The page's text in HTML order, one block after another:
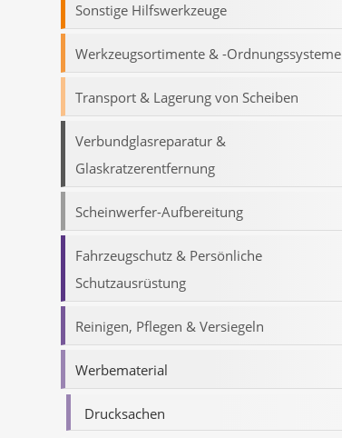
Sonstige Hilfswerkzeuge
Werkzeugsortimente & -Ordnungssysteme
Transport & Lagerung von Scheiben
Verbundglasreparatur &
Glaskratzerentfernung
Scheinwerfer-Aufbereitung
Fahrzeugschutz & Persönliche
Schutzausrüstung
Reinigen, Pflegen & Versiegeln
Werbematerial
Drucksachen